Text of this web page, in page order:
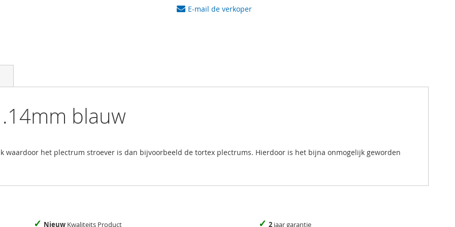
E-mail de verkoper
blauw
waardoor het plectrum stroever is dan bijvoorbeeld de tortex plectrums. Hierdoor is het bijna onmogelijk geworden
✓ Nieuw Kwaliteits Product ✓ 2 jaar garantie